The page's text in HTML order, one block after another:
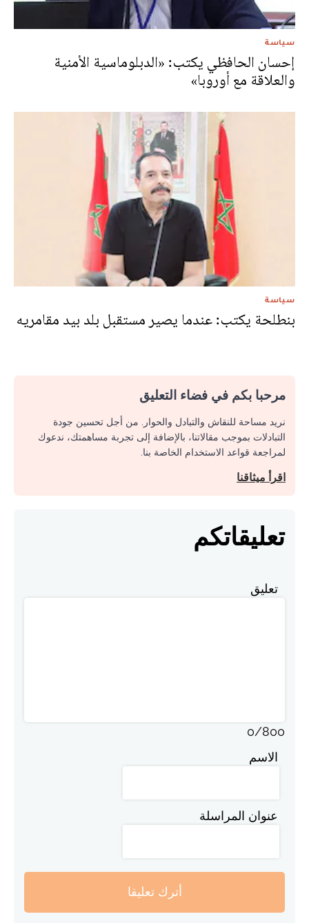
سياسة
إحسان الحافظي يكتب: «الدبلوماسية الأمنية
والعلاقة مع أوروبا»
سياسة
بنطلحة يكتب: عندما يصير مستقبل بلد بيد مقامريه
مرحبا بكم في فضاء التعليق
نريد مساحة للنقاش والتبادل والحوار. من أجل تحسين جودة
التبادلات بموجب مقالاتنا، بالإضافة إلى تجربة مساهمتك، ندعوك
لمراجعة قواعد الاستخدام الخاصة بنا.
اقرأ ميثاقنا
تعليقاتكم
تعليق
0/800
الاسم
عنوان المراسلة
أترك تعليقا